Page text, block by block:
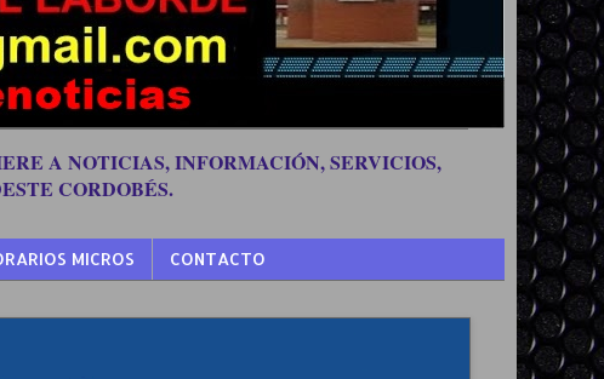
A NOTICIAS, INFORMACIÓN, SERVICIOS,
CORDOBÉS.
MICROS CONTACTO